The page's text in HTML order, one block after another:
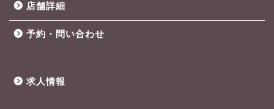
店舗詳細
予約・問い合わせ
求人情報